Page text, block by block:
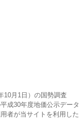
10月1日）の国勢調査
成30年度地価公示データ
者が当サイトを利用した